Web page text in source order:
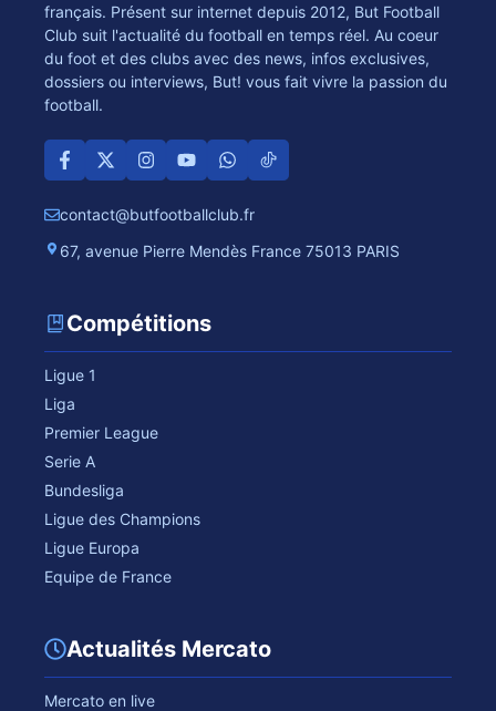
français. Présent sur internet depuis 2012, But Football
Club suit l'actualité du football en temps réel. Au coeur
du foot et des clubs avec des news, infos exclusives,
dossiers ou interviews, But! vous fait vivre la passion du
football.
contact@butfootballclub.fr
67, avenue Pierre Mendès France 75013 PARIS
Compétitions
Ligue 1
Liga
Premier League
Serie A
Bundesliga
Ligue des Champions
Ligue Europa
Equipe de France
Actualités Mercato
Mercato en live